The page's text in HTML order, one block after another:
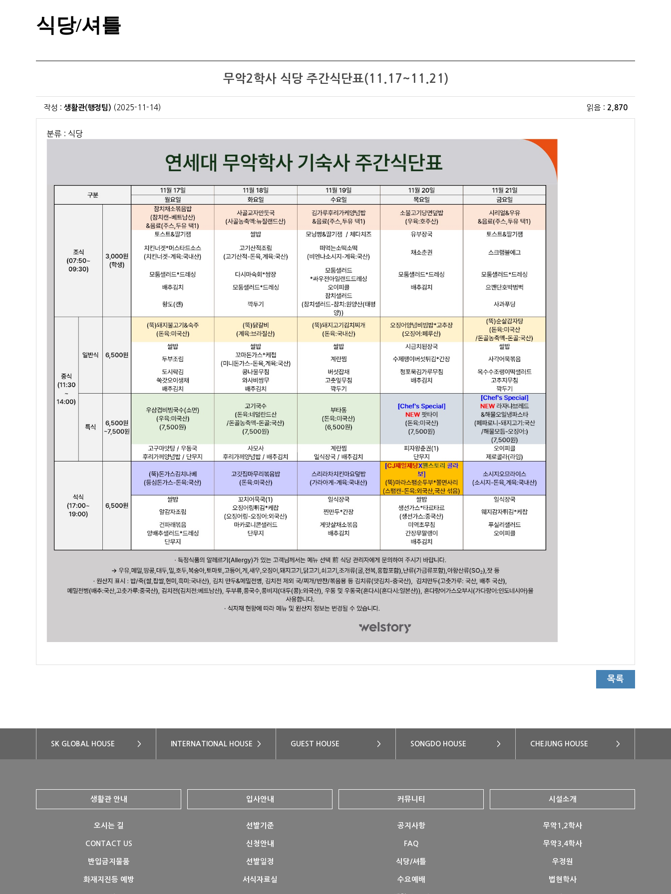
식당/셔틀
무악2학사 식당 주간식단표(11.17~11.21)
작성 : 생활관(행정팀) (2025-11-14) 읽음 : 2,870
분류 : 식당
목록
SK GLOBAL HOUSE > INTERNATIONAL HOUSE > GUEST HOUSE > SONGDO HOUSE > CHEJUNG HOUSE >
생활관 안내
오시는 길
CONTACT US
반입금지물품
화재지진등 예방
입사안내
선발기준
신청안내
선발일정
서식자료실
커뮤니티
공지사항
FAQ
식당/셔틀
수요예배
시설소개
무악1,2학사
무악3,4학사
우정원
법현학사